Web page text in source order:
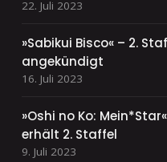
22. Juli 2023
»Sabikui Bisco« – 2.
angekündigt
16. Juli 2023
»Oshi no Ko:
erhält 2. Staffel
9. Juli 2023